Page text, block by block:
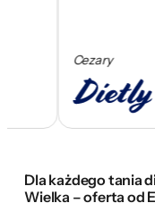
Cezary
Dla każdego tania
Wielka – oferta od